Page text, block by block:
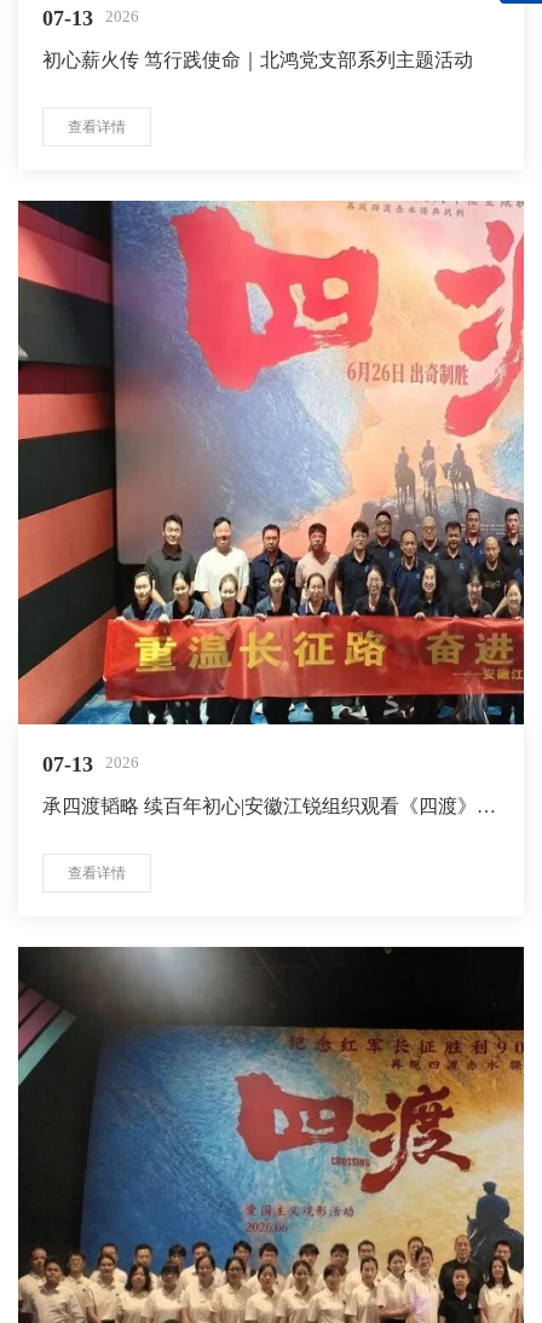
07-13 2026
初心薪火传 笃行践使命｜北鸿党支部系列主题活动
查看详情
07-13 2026
承四渡韬略 续百年初心|安徽江锐组织观看《四渡》，
查看详情